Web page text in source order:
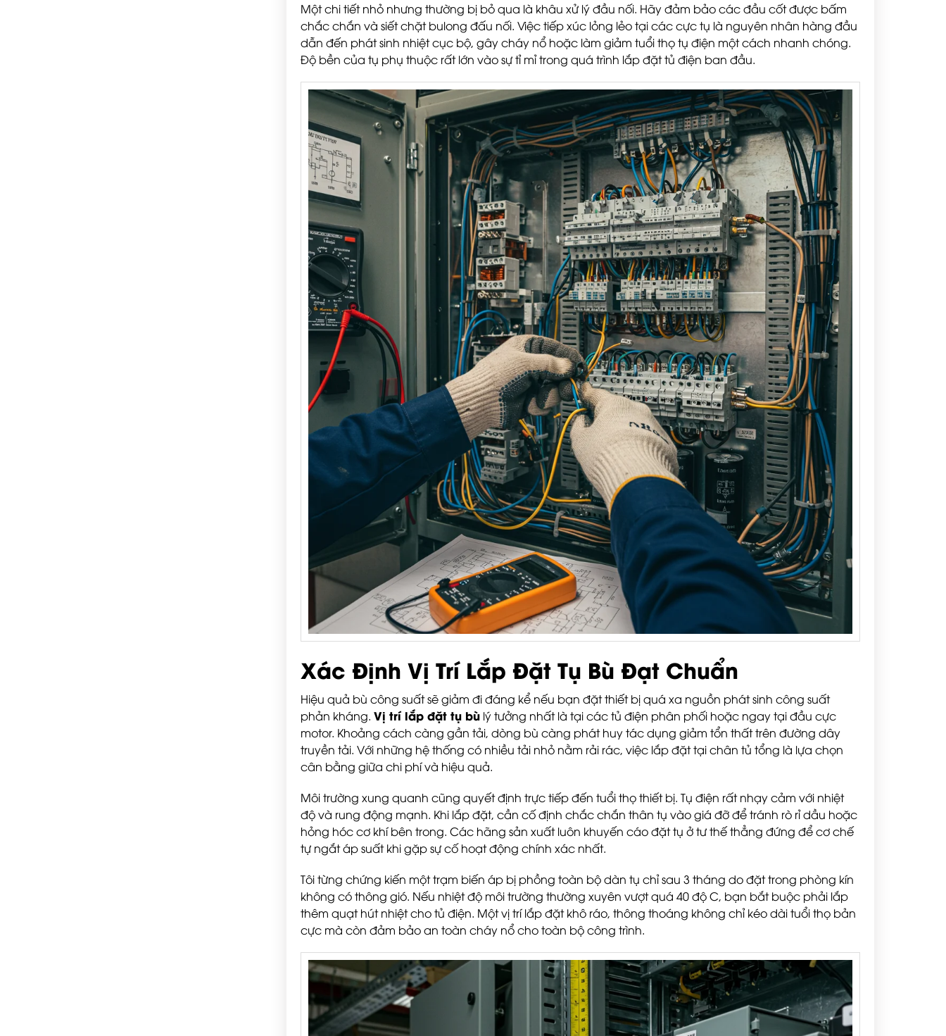
Một chi tiết nhỏ nhưng thường bị bỏ qua là khâu xử lý đầu nối. Hãy đảm bảo các đầu cốt được bấm
chắc chắn và siết chặt bulong đấu nối. Việc tiếp xúc lỏng lẻo tại các cực tụ là nguyên nhân hàng đầu
dẫn đến phát sinh nhiệt cục bộ, gây cháy nổ hoặc làm giảm tuổi thọ tụ điện một cách nhanh chóng.
Độ bền của tụ phụ thuộc rất lớn vào sự tỉ mỉ trong quá trình lắp đặt tủ điện ban đầu.
Xác Định Vị Trí Lắp Đặt Tụ Bù Đạt Chuẩn
Hiệu quả bù công suất sẽ giảm đi đáng kể nếu bạn đặt thiết bị quá xa nguồn phát sinh công suất
phản kháng. Vị trí lắp đặt tụ bù lý tưởng nhất là tại các tủ điện phân phối hoặc ngay tại đầu cực
motor. Khoảng cách càng gần tải, dòng bù càng phát huy tác dụng giảm tổn thất trên đường dây
truyền tải. Với những hệ thống có nhiều tải nhỏ nằm rải rác, việc lắp đặt tại chân tủ tổng là lựa chọn
cân bằng giữa chi phí và hiệu quả.
Môi trường xung quanh cũng quyết định trực tiếp đến tuổi thọ thiết bị. Tụ điện rất nhạy cảm với nhiệt
độ và rung động mạnh. Khi lắp đặt, cần cố định chắc chắn thân tụ vào giá đỡ để tránh rò rỉ dầu hoặc
hỏng hóc cơ khí bên trong. Các hãng sản xuất luôn khuyến cáo đặt tụ ở tư thế thẳng đứng để cơ chế
tự ngắt áp suất khi gặp sự cố hoạt động chính xác nhất.
Tôi từng chứng kiến một trạm biến áp bị phồng toàn bộ dàn tụ chỉ sau 3 tháng do đặt trong phòng kín
không có thông gió. Nếu nhiệt độ môi trường thường xuyên vượt quá 40 độ C, bạn bắt buộc phải lắp
thêm quạt hút nhiệt cho tủ điện. Một vị trí lắp đặt khô ráo, thông thoáng không chỉ kéo dài tuổi thọ bản
cực mà còn đảm bảo an toàn cháy nổ cho toàn bộ công trình.